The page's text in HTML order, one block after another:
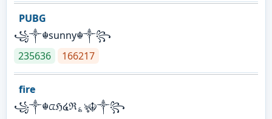
PUBG
꧁༒☬sunny☬༒꧂
235636
166217
fire
꧁༒☬ᤂℌ໔ℜ؏ৡ☬༒꧂